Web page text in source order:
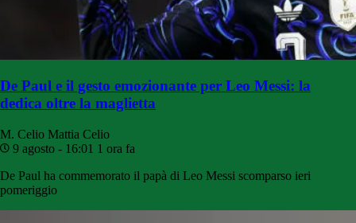
De Paul e il gesto emozionante per Leo Messi: la
dedica oltre la maglietta
M. Celio Mattia Celio
9 agosto - 16:01 1 ora fa
De Paul ha commemorato il papà di Leo Messi scomparso ieri
pomeriggio